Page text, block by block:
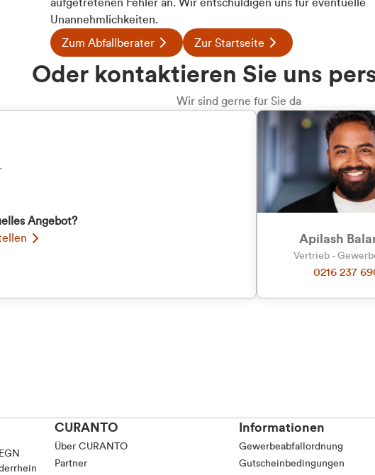
Zu welcher
Kundengruppe
aufgetretenen Fehler an. Wir entschuldigen uns für eventuelle
Unannehmlichkeiten.
Zum Abfallberater Zur Startseite
Oder kontaktieren Sie uns
Wir sind gerne für Sie da
Angebot?
Apilash
Vertrieb -
0216 237
CURANTO
Über CURANTO
Partner
Informationen
Gewerbeabfallordnung
Gutscheinbedingungen